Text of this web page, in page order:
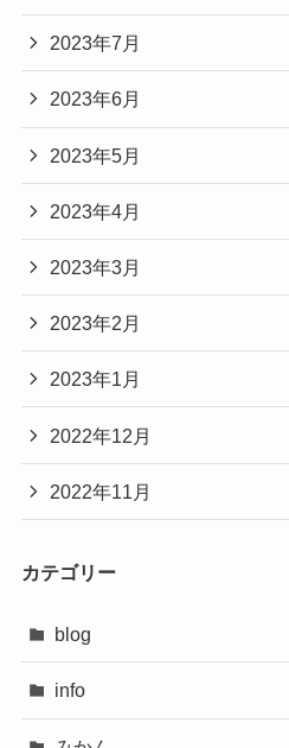
2023年7月
2023年6月
2023年5月
2023年4月
2023年3月
2023年2月
2023年1月
2022年12月
2022年11月
カテゴリー
blog
info